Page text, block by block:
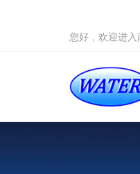
您好，欢迎进入